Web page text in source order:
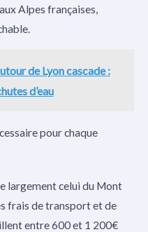
Alpes françaises,
de Lyon cascade :
d’eau
pour chaque
largement celui du Mont
frais de transport et de
entre 600 et 1 200€